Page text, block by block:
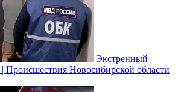
Экстренный
Происшествия Новосибирской области